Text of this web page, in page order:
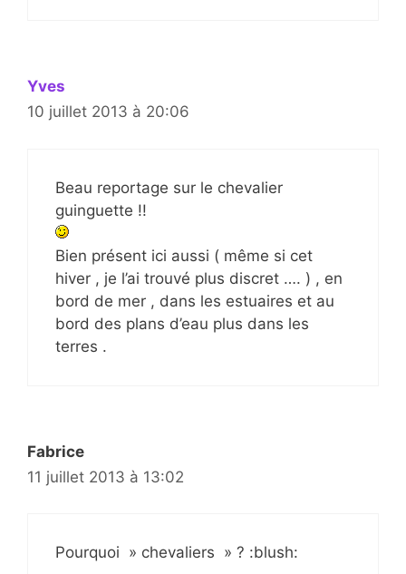
Yves
10 juillet 2013 à 20:06
Beau reportage sur le chevalier
guinguette !!
Bien présent ici aussi ( même si cet
hiver , je l’ai trouvé plus discret …. ) , en
bord de mer , dans les estuaires et au
bord des plans d’eau plus dans les
terres .
Fabrice
11 juillet 2013 à 13:02
Pourquoi » chevaliers » ? :blush: